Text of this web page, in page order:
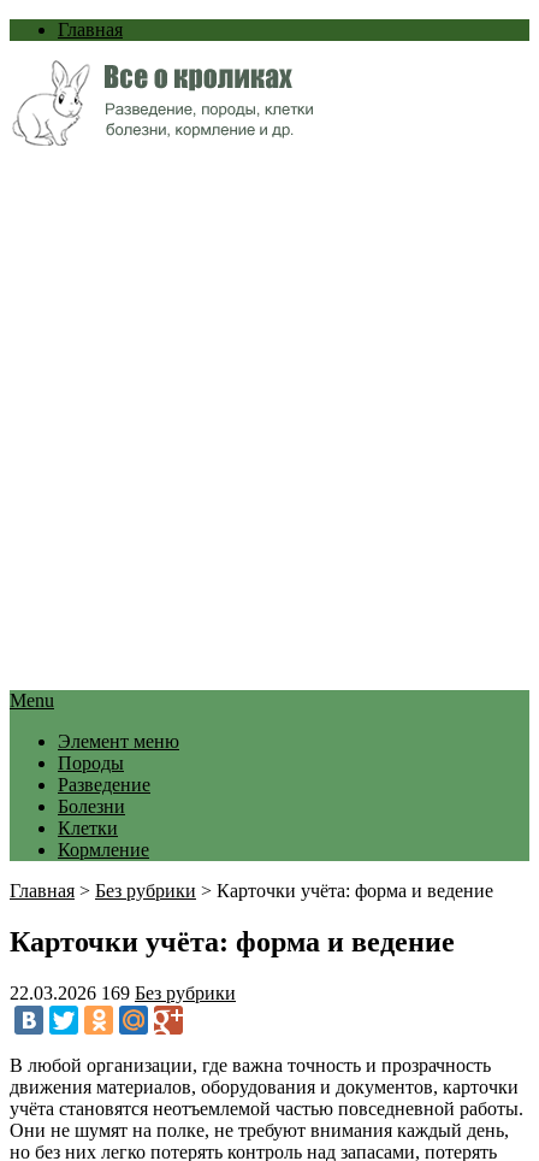
Главная
Menu
Элемент меню
Породы
Разведение
Болезни
Клетки
Кормление
Главная > Без рубрики > Карточки учёта: форма и ведение
Карточки учёта: форма и ведение
22.03.2026 169 Без рубрики
В любой организации, где важна точность и прозрачность
движения материалов, оборудования и документов, карточки
учёта становятся неотъемлемой частью повседневной работы.
Они не шумят на полке, не требуют внимания каждый день,
но без них легко потерять контроль над запасами, потерять